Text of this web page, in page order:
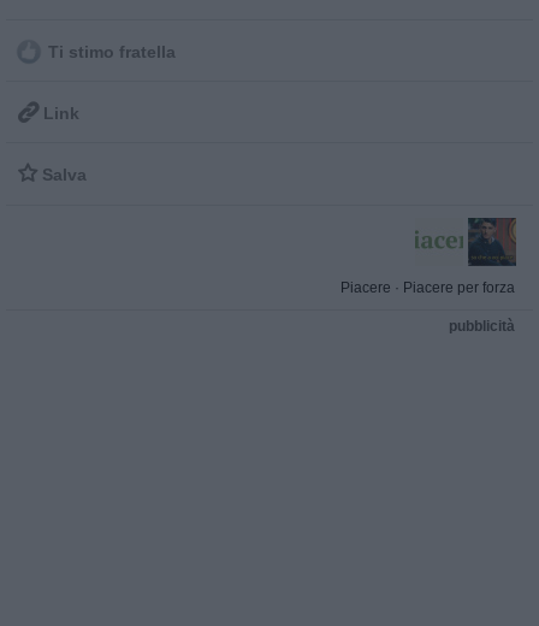
Ti stimo fratella
 Link
 Salva
Piacere · Piacere per forza
pubblicità